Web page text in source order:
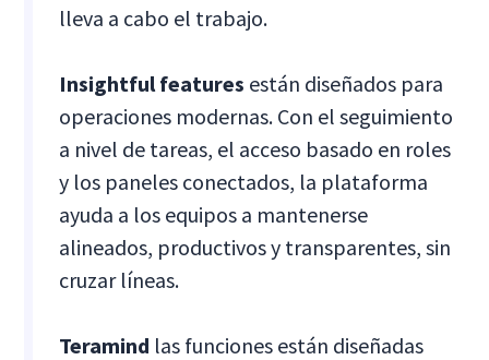
lleva a cabo el trabajo.
Insightfulfeatures están diseñados para
operaciones modernas. Con el seguimiento
a nivel de tareas, el acceso basado en roles
y los paneles conectados, la plataforma
ayuda a los equipos a mantenerse
alineados, productivos y transparentes, sin
cruzar líneas.
Teramind las funciones están diseñadas